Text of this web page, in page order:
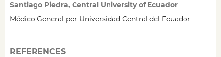
Santiago Piedra, Central University of Ecuador
Médico General por Universidad Central del Ecuador
REFERENCES